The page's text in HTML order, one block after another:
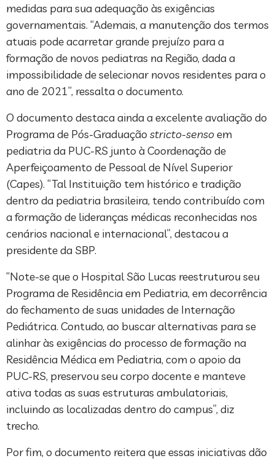
medidas para sua adequação às exigências
governamentais. “Ademais, a manutenção dos termos
atuais pode acarretar grande prejuízo para a
formação de novos pediatras na Região, dada a
impossibilidade de selecionar novos residentes para o
ano de 2021”, ressalta o documento.
O documento destaca ainda a excelente avaliação do
Programa de Pós-Graduação stricto-sensoem
pediatria da PUC-RS junto à Coordenação de
Aperfeiçoamento de Pessoal de Nível Superior
(Capes). “Tal Instituição tem histórico e tradição
dentro da pediatria brasileira, tendo contribuído com
a formação de lideranças médicas reconhecidas nos
cenários nacional e internacional”, destacou a
presidente da SBP.
“Note-se que o Hospital São Lucas reestruturou seu
Programa de Residência em Pediatria, em decorrência
do fechamento de suas unidades de Internação
Pediátrica. Contudo, ao buscar alternativas para se
alinhar às exigências do processo de formação na
Residência Médica em Pediatria, com o apoio da
PUC-RS, preservou seu corpo docente e manteve
ativa todas as suas estruturas ambulatoriais,
incluindo as localizadas dentro do campus”, diz
trecho.
Por fim, o documento reitera que essas iniciativas dão